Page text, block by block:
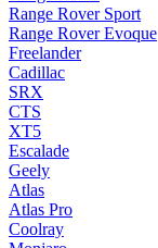
Range Rover Sport
Range Rover Evoque
Freelander
Cadillac
SRX
CTS
XT5
Escalade
Geely
Atlas
Atlas Pro
Coolray